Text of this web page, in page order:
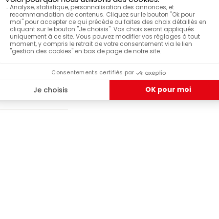
16 doses
Boîte
Equilibré (3/5)